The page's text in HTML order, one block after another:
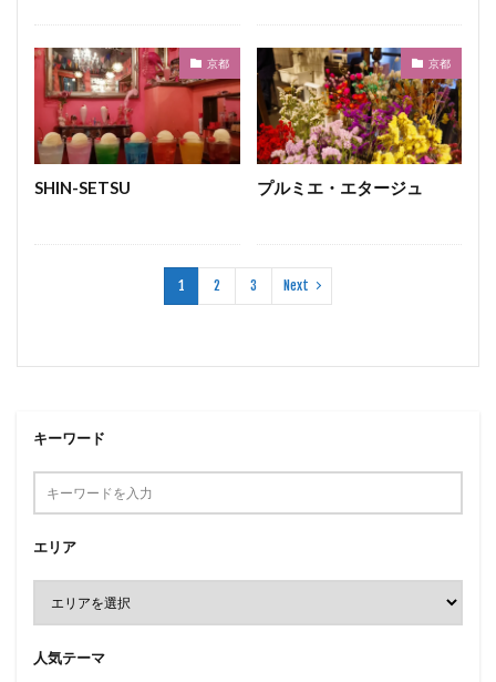
京都
SHIN-SETSU
京都
プルミエ・エタージュ
1 2 3 Next
キーワード
エリア
人気テーマ